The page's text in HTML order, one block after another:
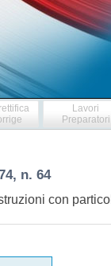
Lavori
Preparatori
n. 64
con